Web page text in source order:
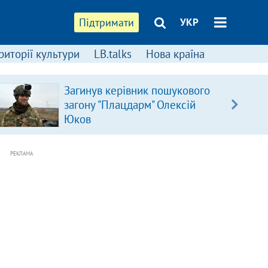
Підтримати УКР
культури LB.talks Нова країна
Загинув керівник пошукового
загону "Плацдарм" Олексій
Юков
РЕКЛАМА